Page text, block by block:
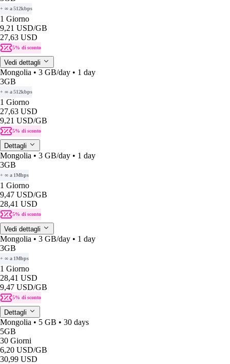
+ ∞ a 512kbps
1 Giorno
9,21 USD/GB
27,63 USD
5% di sconto
Vedi dettagli
Mongolia • 3 GB/day • 1 day
3GB
+ ∞ a 512kbps
1 Giorno
27,63 USD
9,21 USD/GB
5% di sconto
Dettagli
Mongolia • 3 GB/day • 1 day
3GB
+ ∞ a 1Mbps
1 Giorno
9,47 USD/GB
28,41 USD
5% di sconto
Vedi dettagli
Mongolia • 3 GB/day • 1 day
3GB
+ ∞ a 1Mbps
1 Giorno
28,41 USD
9,47 USD/GB
5% di sconto
Dettagli
Mongolia • 5 GB • 30 days
5GB
30 Giorni
6,20 USD/GB
30,99 USD